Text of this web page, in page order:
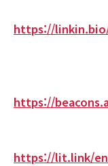
https://
https://
https://lit.link/